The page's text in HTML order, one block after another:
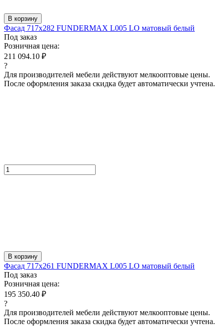
В корзину
Фасад 717x282 FUNDERMAX L005 LO матовый белый
Под заказ
Розничная цена:
211 094.10 ₽
?
Для производителей мебели действуют мелкооптовые цены.
После оформления заказа скидка будет автоматически учтена.
В корзину
Фасад 717x261 FUNDERMAX L005 LO матовый белый
Под заказ
Розничная цена:
195 350.40 ₽
?
Для производителей мебели действуют мелкооптовые цены.
После оформления заказа скидка будет автоматически учтена.